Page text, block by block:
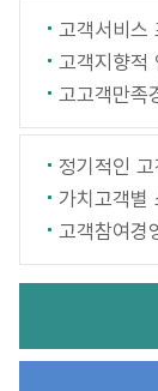
고객서비스
고객지향적
고고객만족
정기적인
가치고객별
고객참여경